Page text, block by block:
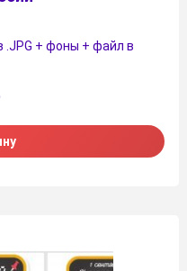
.JPG + фоны + файл в